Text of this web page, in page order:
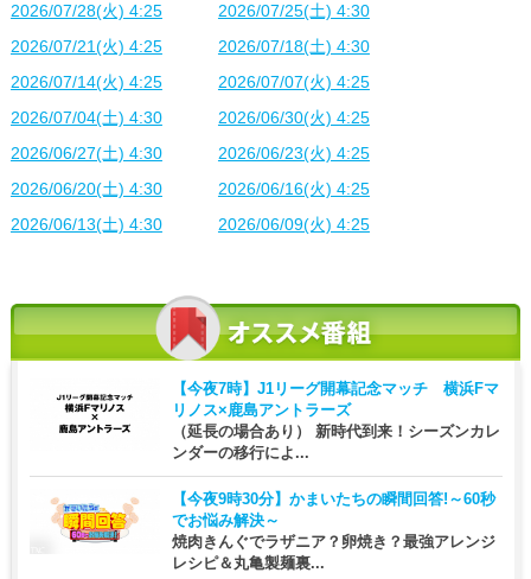
2026/07/28(火) 4:25
2026/07/25(土) 4:30
2026/07/21(火) 4:25
2026/07/18(土) 4:30
2026/07/14(火) 4:25
2026/07/07(火) 4:25
2026/07/04(土) 4:30
2026/06/30(火) 4:25
2026/06/27(土) 4:30
2026/06/23(火) 4:25
2026/06/20(土) 4:30
2026/06/16(火) 4:25
2026/06/13(土) 4:30
2026/06/09(火) 4:25
【今夜7時】 J1リーグ開幕記念マッチ 横浜Fマ
リノス×鹿島アントラーズ
（延長の場合あり） 新時代到来！シーズンカレ
ンダーの移行によ...
【今夜9時30分】 かまいたちの瞬間回答!～60秒
でお悩み解決～
焼肉きんぐでラザニア？卵焼き？最強アレンジ
レシピ＆丸亀製麺裏...